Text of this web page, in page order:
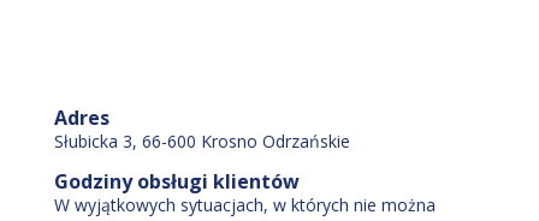
Adres
Słubicka 3, 66-600 Krosno Odrzańskie
Godziny obsługi klientów
W wyjątkowych sytuacjach, w których nie można